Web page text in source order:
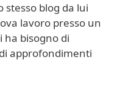
stesso blog da lui
lavoro presso un
ha bisogno di
approfondimenti